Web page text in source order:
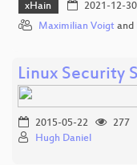
xHain 2021-12-30
Maximilian Voigt and
Linux Security
2015-05-22
277
Hugh Daniel